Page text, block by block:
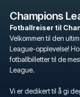
Champions
Fotballreiser til
Velkommen til den
League-opplevelse!
fotballbilletter til de
League.
Vi er dedikert til å gi